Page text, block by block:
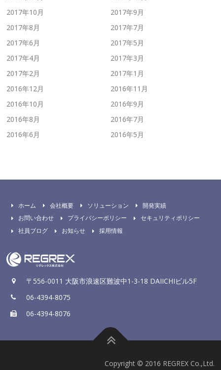
2017年10月
2017年9月
2017年8月
2017年7月
2017年6月
2017年5月
2017年4月
2017年3月
2017年2月
2017年1月
2016年12月
2016年11月
2016年10月
2016年9月
2016年8月
2016年7月
2016年6月
2016年5月
ホーム 会社概要 ソリューション
開発実績
お問い合わせ
プライバシーポリシー
セキュリティポリシー
社員ブログ
お知らせ 採用情報
〒556-0011 大阪市浪速区難波中1-3-18 DAIICHIビル5F
06-4394-8075
06-4394-8076
Copyright © 2016 REGREX Co.,Ltd.